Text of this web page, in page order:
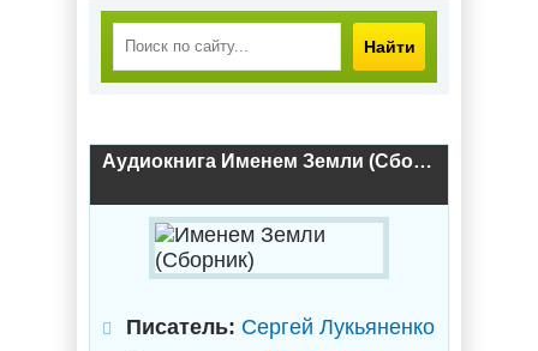
Найти
Аудиокнига Именем Земли (Сборник)
Писатель: Сергей Лукьяненко